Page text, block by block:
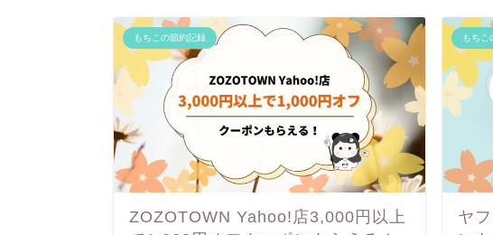
もちこの節約記録
ZOZOTOWN Yahoo!店3,000円以上
もちこ
ヤ